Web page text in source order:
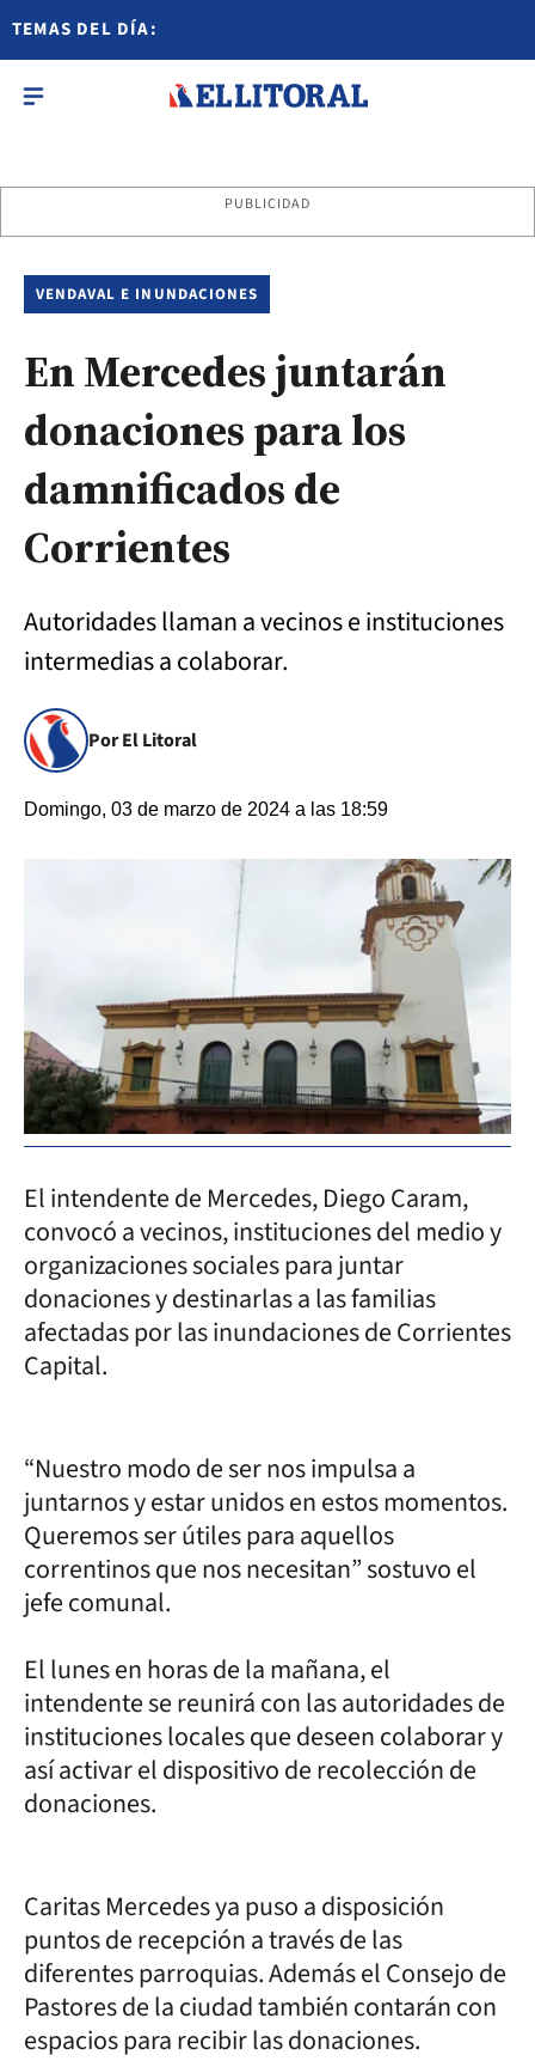
TEMAS DEL DÍA:
PUBLICIDAD
VENDAVAL E INUNDACIONES
En Mercedes juntarán
donaciones para los
damnificados de
Corrientes
Autoridades llaman a vecinos e instituciones
intermedias a colaborar.
Por El Litoral
Domingo, 03 de marzo de 2024 a las 18:59
El intendente de Mercedes, Diego Caram,
convocó a vecinos, instituciones del medio y
organizaciones sociales para juntar
donaciones y destinarlas a las familias
afectadas por las inundaciones de Corrientes
Capital.
“Nuestro modo de ser nos impulsa a
juntarnos y estar unidos en estos momentos.
Queremos ser útiles para aquellos
correntinos que nos necesitan” sostuvo el
jefe comunal.
El lunes en horas de la mañana, el
intendente se reunirá con las autoridades de
instituciones locales que deseen colaborar y
así activar el dispositivo de recolección de
donaciones.
Caritas Mercedes ya puso a disposición
puntos de recepción a través de las
diferentes parroquias. Además el Consejo de
Pastores de la ciudad también contarán con
espacios para recibir las donaciones.